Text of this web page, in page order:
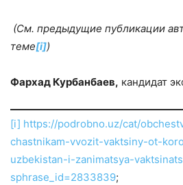
(См. предыдущие публикации
теме[i])
Фархад Курбанбаев, кандидат
[i] https://podrobno.uz/cat/
chastnikam-vvozit-vaktsiny-ot-
uzbekistan-i-zanimatsya-
sphrase_id=2833839;